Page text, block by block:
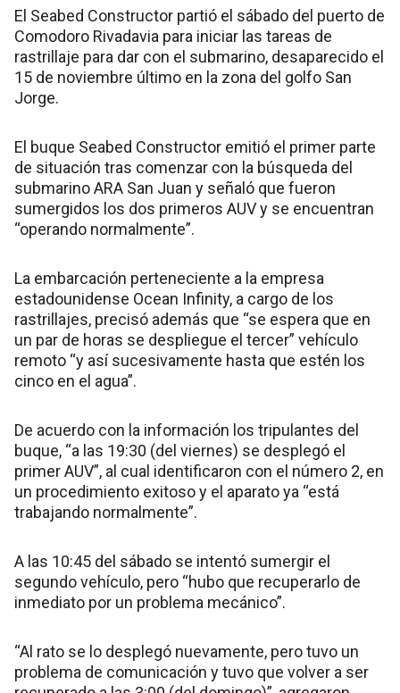
El Seabed Constructor partió el sábado del puerto de
Comodoro Rivadavia para iniciar las tareas de
rastrillaje para dar con el submarino, desaparecido el
15 de noviembre último en la zona del golfo San
Jorge.
El buque Seabed Constructor emitió el primer parte
de situación tras comenzar con la búsqueda del
submarino ARA San Juan y señaló que fueron
sumergidos los dos primeros AUV y se encuentran
“operando normalmente”.
La embarcación perteneciente a la empresa
estadounidense Ocean Infinity, a cargo de los
rastrillajes, precisó además que “se espera que en
un par de horas se despliegue el tercer” vehículo
remoto “y así sucesivamente hasta que estén los
cinco en el agua”.
De acuerdo con la información los tripulantes del
buque, “a las 19:30 (del viernes) se desplegó el
primer AUV”, al cual identificaron con el número 2, en
un procedimiento exitoso y el aparato ya “está
trabajando normalmente”.
A las 10:45 del sábado se intentó sumergir el
segundo vehículo, pero “hubo que recuperarlo de
inmediato por un problema mecánico”.
“Al rato se lo desplegó nuevamente, pero tuvo un
problema de comunicación y tuvo que volver a ser